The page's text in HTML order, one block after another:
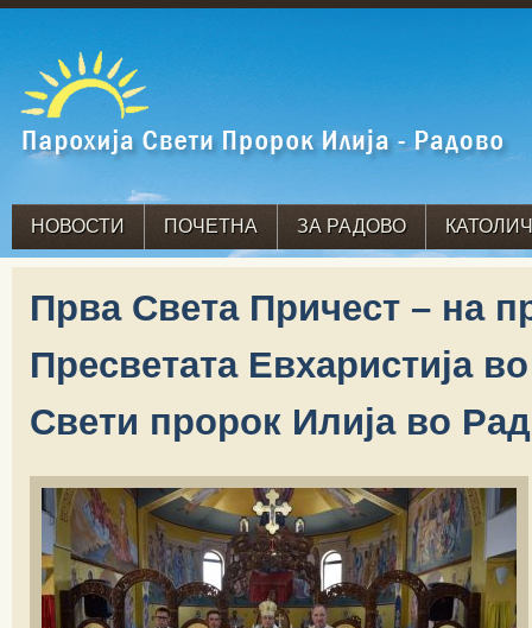
НОВОСТИ ПОЧЕТНА ЗА РАДОВО
Прва Света Причест – на
Пресветата Евхаристија
Свети пророк Илија во